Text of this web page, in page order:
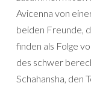
Avicenna von
beiden Freunde,
finden als Folge
des schwer
Schahansha, den